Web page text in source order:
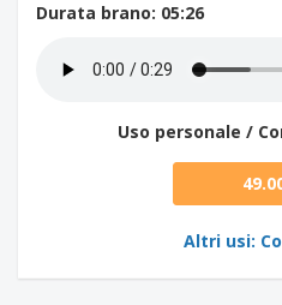
Durata brano: 05:26
Uso personale /
Altri usi: